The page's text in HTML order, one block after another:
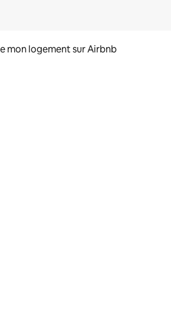
mon logement sur Airbnb